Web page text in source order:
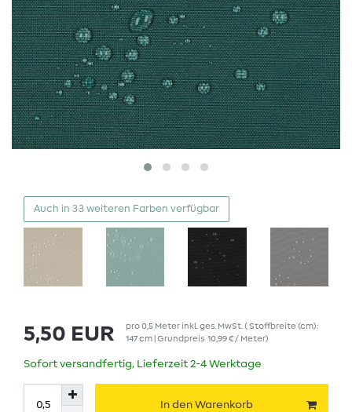
Auch in 33 weiteren Farben verfügbar
5,50 EUR pro0,5 Meterinkl. ges. MwSt. ( Stoffbreite (cm):
147 cm | Grundpreis 10,99 € / Meter)
Sofort versandfertig, Lieferzeit 2-4 Werktage
In den Warenkorb